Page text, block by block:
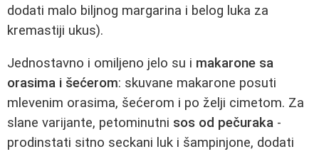
dodati malo biljnog margarina i belog luka za
kremastiji ukus).
Jednostavno i omiljeno jelo su i makarone sa
orasima i šećerom: skuvane makarone posuti
mlevenim orasima, šećerom i po želji cimetom. Za
slane varijante, petominutni sos od pečuraka -
prodinstati sitno seckani luk i šampinjone, dodati